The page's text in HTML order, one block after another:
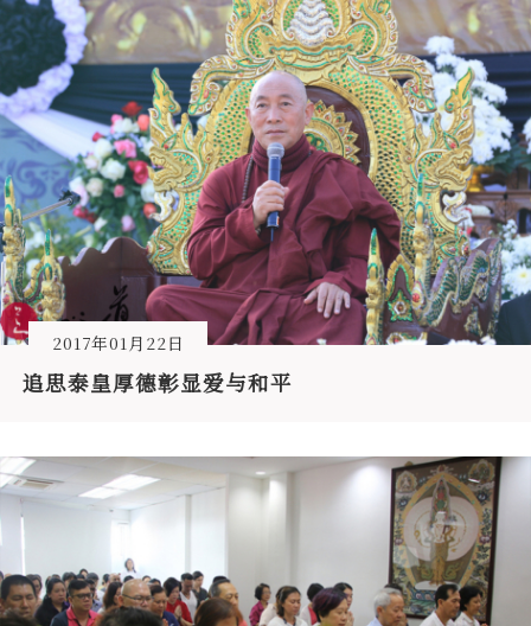
2017年01月22日
追思泰皇厚德彰显爱与和平